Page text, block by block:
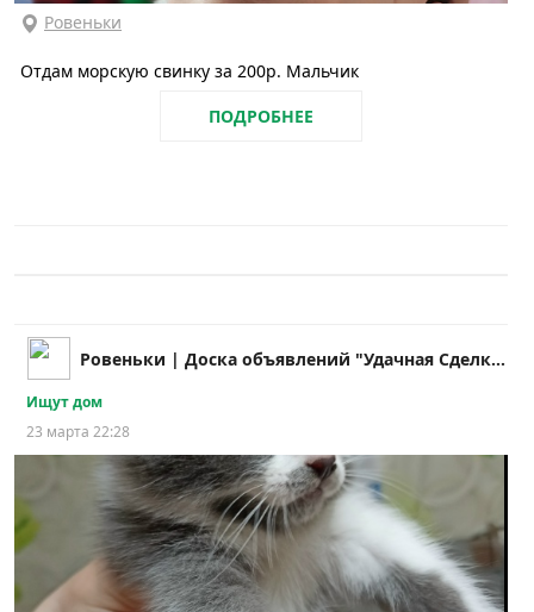
Ровеньки
Отдам морскую свинку за 200р. Мальчик
ПОДРОБНЕЕ
Ровеньки | Доска объявлений "Удачная Cделка!"
Ищут дом
23 марта 22:28